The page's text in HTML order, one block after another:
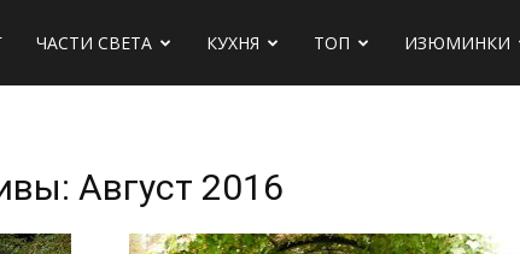
ЧАСТИ СВЕТА КУХНЯ ТОП ИЗЮМИНКИ
Август 2016